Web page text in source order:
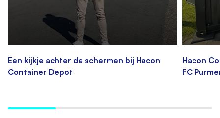
Een kijkje achter de schermen bij Hacon
Container Depot
Hacon
FC